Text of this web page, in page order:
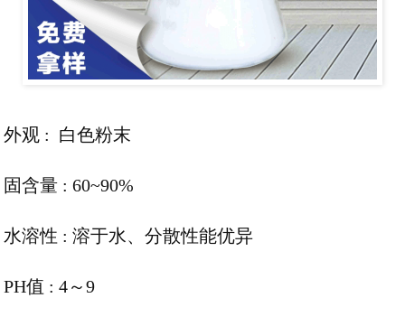
外观 : 白色粉末
固含量 : 60~90%
水溶性 : 溶于水、分散性能优异
PH值 : 4～9